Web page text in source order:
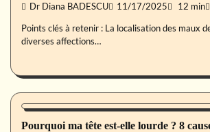
Dr Diana BADESCU 11/17/2025 12 min
Points clés à retenir : La localisation des maux
diverses affections…
Symptôme
Pourquoi ma tête est-elle lourde ? 8